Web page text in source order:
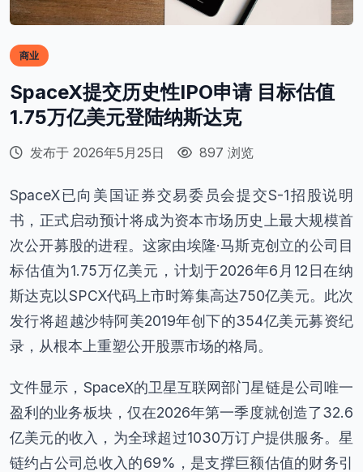
商业
SpaceX提交历史性IPO申请 目标估值
1.75万亿美元登陆纳斯达克
发布于 2026年5月25日 897 浏览
SpaceX已向美国证券交易委员会提交S-1招股说明
书，正式启动预计将成为资本市场历史上最大规模首
次公开募股的进程。这家由埃隆·马斯克创立的公司目
标估值为1.75万亿美元，计划于2026年6月12日在纳
斯达克以SPCX代码上市时筹集高达750亿美元。此次
发行将超越沙特阿美2019年创下的354亿美元募资纪
录，从根本上重塑公开股票市场的格局。
文件显示，SpaceX的卫星互联网部门星链是公司唯一
盈利的业务板块，仅在2026年第一季度就创造了32.6
亿美元的收入，为全球超过1030万订户提供服务。星
链约占公司总收入的69%，是支撑巨额估值的财务引